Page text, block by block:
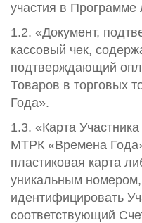
участия в Программе
1.2. «Документ,
кассовый чек,
подтверждающий
Товаров в торговых
Года».
1.3. «Карта
МТРК «Времена
пластиковая карта
уникальным
идентифицировать
соответствующий